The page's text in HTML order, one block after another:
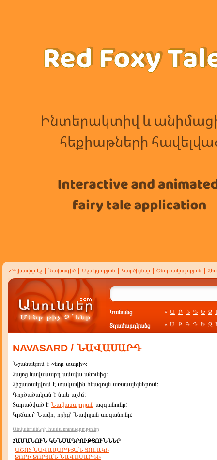
Գլխավոր էջ Նախագիծ Աջակցություն Կարծիքներ Շնորհակալություն
Կանանց » Ա Բ Գ Դ Ե Զ
Տղամարդկանց » Ա Բ Գ Դ Ե Զ
NAVASARD / ՆԱՎԱՍԱՐԴ
Նշանակում է «նոր տարի»։
Հայոց նավասարդ ամսվա անունից։
Հիշատակվում է տակավին հնագույն առասպելներում։
Գործածական է նաև այժմ։
Տարածված է Նավասարդյան ազգանունը:
Կրճատ՝ Նավո, որից՝ Նավոյան ազգանունը։
Անվանումների համառոտագրությունը
ՀԱՄԱՆՈՒՆ ԿԵՆՍԱԳՐՈՒԹՅՈՒՆՆԵՐ
ԱՇՈՏ ՆԱՎԱՍԱՐԴՅԱՆ ՑՈԼԱԿԻ
ԶՈՐԻ ԶՈՐՅԱՆ ՆԱՎԱՍԱՐԴԻ